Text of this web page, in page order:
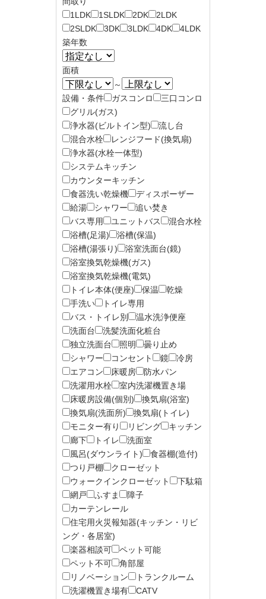
1LDK
1SLDK 2DK
2LDK
2SLDK
3DK 3LDK 4DK
4LDK
築年数
面積
～
設備・条件
ガスコンロ
三口コンロ
グリル(ガス)
浄水器(ビルトイン型)
流し台
混合水栓
レンジフード(換気扇)
浄水器(水栓一体型)
システムキッチン
カウンターキッチン
食器洗い乾燥機
ディスポーザー
給湯
シャワー
追い焚き
バス専用
ユニットバス
混合水栓
浴槽(足湯)
浴槽(保温)
浴槽(湯張り)
浴室洗面台(鏡)
浴室換気乾燥機(ガス)
浴室換気乾燥機(電気)
トイレ本体(便座)
保温
乾燥
手洗い
トイレ専用
バス・トイレ別
温水洗浄便座
洗面台
洗髪洗面化粧台
独立洗面台
照明
曇り止め
シャワー
コンセント 鏡
冷房
エアコン
床暖房
防水パン
洗濯用水栓
室内洗濯機置き場
床暖房設備(個別)
換気扇(浴室)
換気扇(洗面所)
換気扇(トイレ)
モニター有り
リビング
キッチン
廊下
トイレ
洗面室
風呂(ダウンライト)
食器棚(造付)
つり戸棚
クローゼット
ウォークインクローゼット
下駄箱
網戸
ふすま
障子
カーテンレール
住宅用火災報知器(キッチン・リビ
ング・各居室)
楽器相談可
ペット可能
ペット不可
角部屋
リノベーション
トランクルーム
洗濯機置き場有
CATV